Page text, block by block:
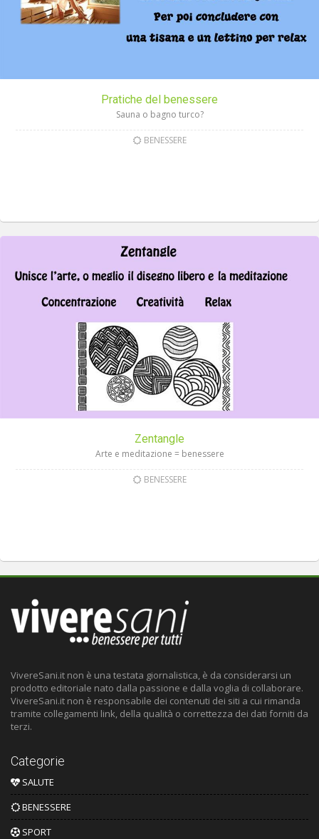
Pratiche del benessere
Sauna o bagno turco?
BENESSERE
Zentangle
Arte e meditazione = benessere
BENESSERE
VivereSani.it non è una testata giornalistica, è da considerarsi un
prodotto editoriale nato dalla passione e dalla voglia di collaborare.
VivereSani.it non è responsabile dei contenuti dei siti a cui rimanda
tramite collegamenti link, della qualità o correttezza dei dati forniti da
terzi.
Categorie
SALUTE
BENESSERE
SPORT